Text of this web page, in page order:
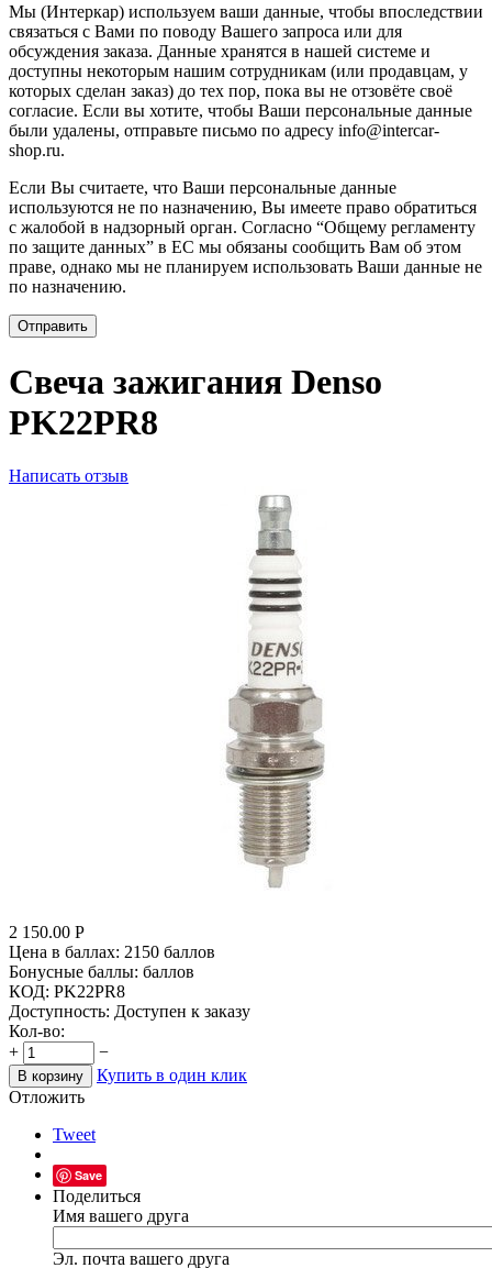
Мы (Интеркар) используем ваши данные, чтобы впоследствии
связаться с Вами по поводу Вашего запроса или для
обсуждения заказа. Данные хранятся в нашей системе и
доступны некоторым нашим сотрудникам (или продавцам, у
которых сделан заказ) до тех пор, пока вы не отзовёте своё
согласие. Если вы хотите, чтобы Ваши персональные данные
были удалены, отправьте письмо по адресу info@intercar-
shop.ru.
Если Вы считаете, что Ваши персональные данные
используются не по назначению, Вы имеете право обратиться
с жалобой в надзорный орган. Согласно “Общему регламенту
по защите данных” в ЕС мы обязаны сообщить Вам об этом
праве, однако мы не планируем использовать Ваши данные не
по назначению.
Отправить
Свеча зажигания Denso
PK22PR8
Написать отзыв
2 150.00 Р
Цена в баллах: 2150 баллов
Бонусные баллы: баллов
КОД: PK22PR8
Доступность: Доступен к заказу
Кол-во:
+
−
В корзину
Купить в один клик
Отложить
Tweet
Save
Поделиться
Имя вашего друга
Эл. почта вашего друга